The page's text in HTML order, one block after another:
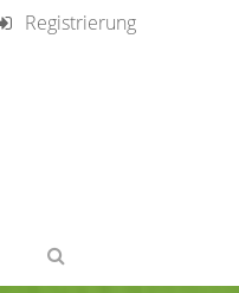
Registrierung